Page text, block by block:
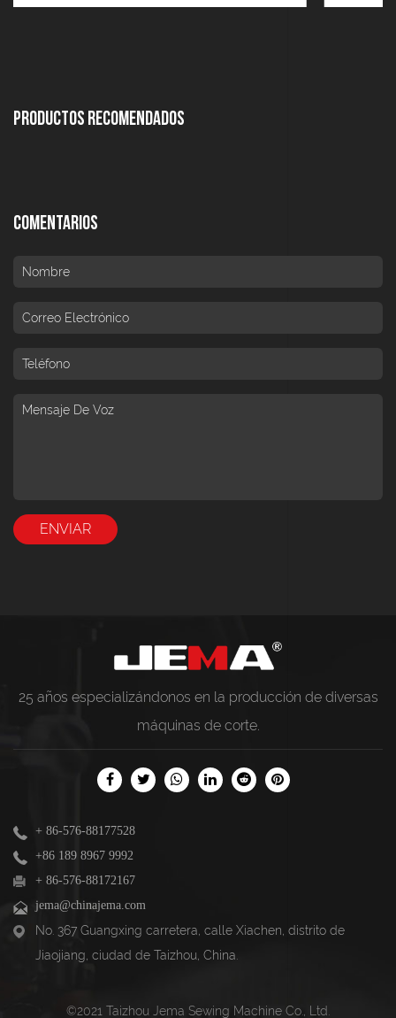
Productos Recomendados
Comentarios
25 años especializándonos en la producción de diversas
máquinas de corte.
+ 86-576-88177528
+86 189 8967 9992
+ 86-576-88172167
jema@chinajema.com
No. 367 Guangxing carretera, calle Xiachen, distrito de
Jiaojiang, ciudad de Taizhou, China.
©2021 Taizhou Jema Sewing Machine Co., Ltd.